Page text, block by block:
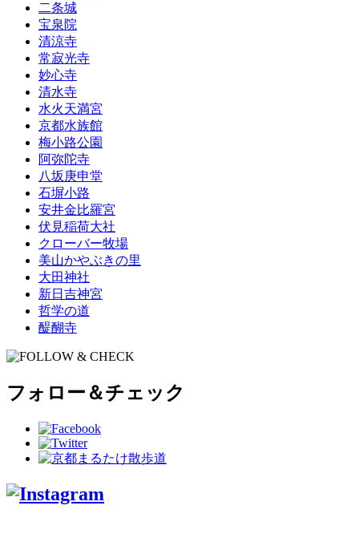
二条城
宝泉院
清涼寺
常寂光寺
妙心寺
清水寺
水火天満宮
京都水族館
梅小路公園
阿弥陀寺
八坂庚申堂
石塀小路
安井金比羅宮
伏見稲荷大社
クローバー牧場
美山かやぶきの里
大田神社
新日吉神宮
哲学の道
醍醐寺
フォロー＆チェック